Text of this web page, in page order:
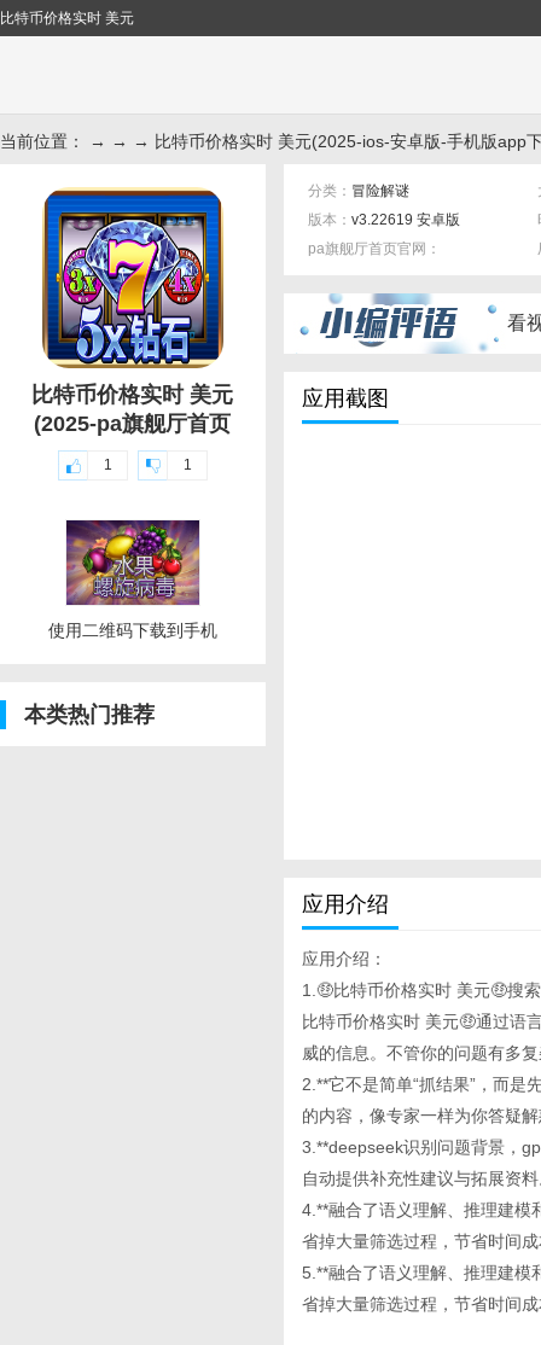
比特币价格实时 美元
当前位置： → → → 比特币价格实时 美元(2025-ios-安卓版-手机版app
比特币价格实时 美元
(2025-pa旗舰厅首页
1 1
使用二维码下载到手机
本类热门推荐
分类： 冒险解谜
版本： v3.22619 安卓版
pa旗舰厅首页官网：
看
应用截图
应用介绍
应用介绍：
1.🤑比特币价格实时 美元🤑搜
比特币价格实时 美元🤑通过语
威的信息。不管你的问题有多
2.**它不是简单“抓结果”，而
的内容，像专家一样为你答疑
3.**deepseek识别问题背景，
自动提供补充性建议与拓展资
4.**融合了语义理解、推理建
省掉大量筛选过程，节省时间
5.**融合了语义理解、推理建
省掉大量筛选过程，节省时间